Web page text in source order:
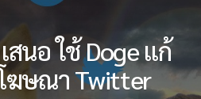
สนอ ใช้ Doge แก้
ฆษณา Twitter